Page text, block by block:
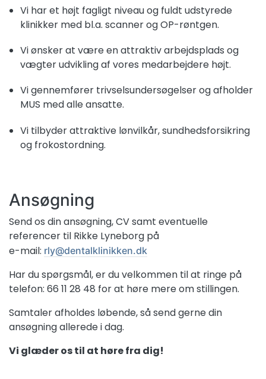
Vi har et højt fagligt niveau og fuldt udstyrede
klinikker med bl.a. scanner og OP-røntgen.
Vi ønsker at være en attraktiv arbejdsplads og
vægter udvikling af vores medarbejdere højt.
Vi gennemfører trivselsundersøgelser og afholder
MUS med alle ansatte.
Vi tilbyder attraktive lønvilkår, sundhedsforsikring
og frokostordning.
Ansøgning
Send os din ansøgning, CV samt eventuelle
referencer til Rikke Lyneborg på
e-mail: rly@dentalklinikken.dk
Har du spørgsmål, er du velkommen til at ringe på
telefon: 66 11 28 48 for at høre mere om stillingen.
Samtaler afholdes løbende, så send gerne din
ansøgning allerede i dag.
Vi glæder os til at høre fra dig!